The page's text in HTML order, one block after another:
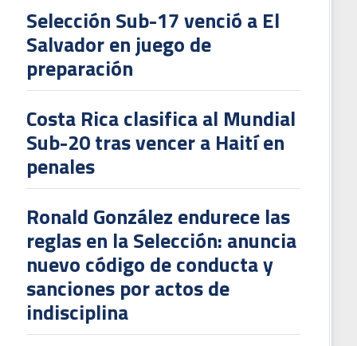
Selección Sub-17 venció a El
Salvador en juego de
preparación
Costa Rica clasifica al Mundial
Sub-20 tras vencer a Haití en
penales
Ronald González endurece las
reglas en la Selección: anuncia
nuevo código de conducta y
sanciones por actos de
indisciplina